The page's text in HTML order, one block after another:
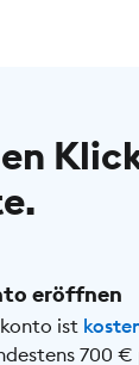
eröffnen
ist
700